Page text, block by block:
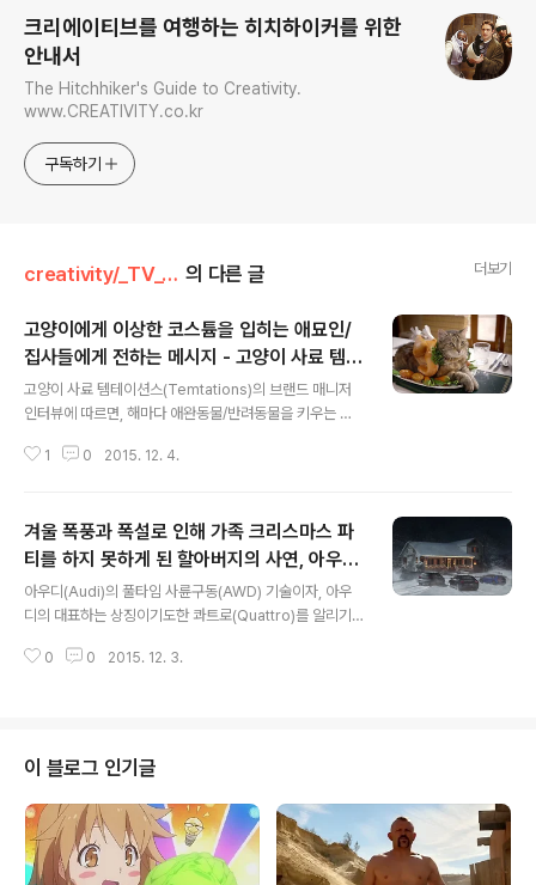
크리에이티브를 여행하는 히치하이커를 위한
안내서
The Hitchhiker's Guide to Creativity.
www.CREATIVITY.co.kr
구독하기
creativity/_TV_Commercial 의 다른 글 더보기
고양이에게 이상한 코스튬을 입히는 애묘인/
집사들에게 전하는 메시지 - 고양이 사료 템테
이션스(Temtations)의 TV광고 "크리스마
스라서 미안하다고 말하세요(Say Sorry fo
r the Holidays)"편 [한글자막]
고양이 사료 템테이션스(Temtations)의 브랜드 매니저
인터뷰에 따르면, 해마다 애완동물/반려동물을 키우는 사
라고 한다. 다들 자신의 가족과도 같은 반려동물을 위해서
미안하다고 말하세요(Say Sorry for the Holidays)"편
을 보고 있노라면, 뭐 그 크리스마스 선물이 꼭 고양이가 원
하는 선물만 있는 것은 아닌 듯 하다-_ - 이상한 크리스마
스 코스튬들이라니..;;; 아무튼, 고양이 사료 브랜드 템테이
션을 위해, 런던의 광고대행사 adam&eveDDB이 만든
이번 광고는 크리스마스마다 이상한 코스튬으로 인해, 절
1 0 2015. 12. 4.
겨울 폭풍과 폭설로 인해 가족 크리스마스 파
티를 하지 못하게 된 할아버지의 사연, 아우디
(Audi)의 사륜구동 콰트로(Quattro) TV광
고 '예보(The Forecast)편' [한글자막]
아우디(Audi)의 풀타임 사륜구동(AWD) 기술이자, 아우
디의 대표하는 상징이기도한 콰트로(Quattro)를 알리기
는, 가족들을 기다리는 한 할아버지의 이야기를 담았다. 동
할아버지를 찾아온 가족의 모습을 통해. 콰트로의 기술을
담담하게 보여주고 있다. 뭐 특별한 크리에이티브는 아니
지만, 분위기가 마음에 들어서 포스팅해 봤다. 그나저나, 가
족들이 못올 것 같으면 확인 전화를 하시지.. 전기 끊긴다고
전화도 끊기는건 아닐텐데, 할아버지가 070 인터넷 전화
를 쓰시나;; 겨울 폭풍과 폭..
0 0 2015. 12. 3.
이 블로그 인기글